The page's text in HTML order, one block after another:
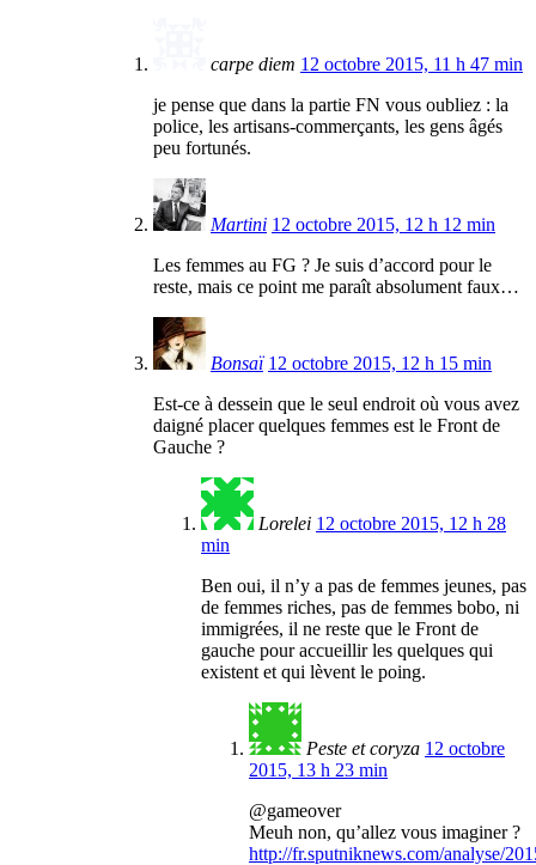
carpe diem 12 octobre 2015, 11 h 47 min
je pense que dans la partie FN vous oubliez : la
police, les artisans-commerçants, les gens âgés
peu fortunés.
Martini 12 octobre 2015, 12 h 12 min
Les femmes au FG ? Je suis d’accord pour le
reste, mais ce point me paraît absolument faux…
Bonsaï 12 octobre 2015, 12 h 15 min
Est-ce à dessein que le seul endroit où vous avez
daigné placer quelques femmes est le Front de
Gauche ?
Lorelei 12 octobre 2015, 12 h 28
min
Ben oui, il n’y a pas de femmes jeunes, pas
de femmes riches, pas de femmes bobo, ni
immigrées, il ne reste que le Front de
gauche pour accueillir les quelques qui
existent et qui lèvent le poing.
Peste et coryza 12 octobre
2015, 13 h 23 min
@gameover
Meuh non, qu’allez vous imaginer ?
http://fr.sputniknews.com/analyse/